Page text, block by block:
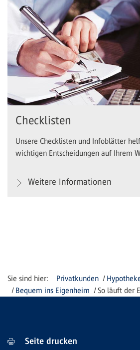
Checklisten
Unsere Checklisten und Infoblätter
wichtigen Entscheidungen auf Ihrem
Weitere Informationen
Privatkunden
Bequem ins Eigenheim
So läuft der
Seite drucken